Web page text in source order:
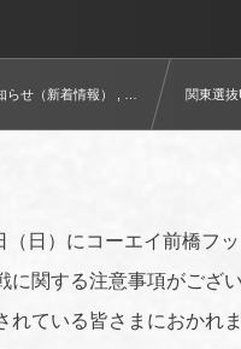
らせ（新着情報） , … 関東選
日）にコーエイ前橋フ
に関する注意事項がござ
れている皆さまにおかれ